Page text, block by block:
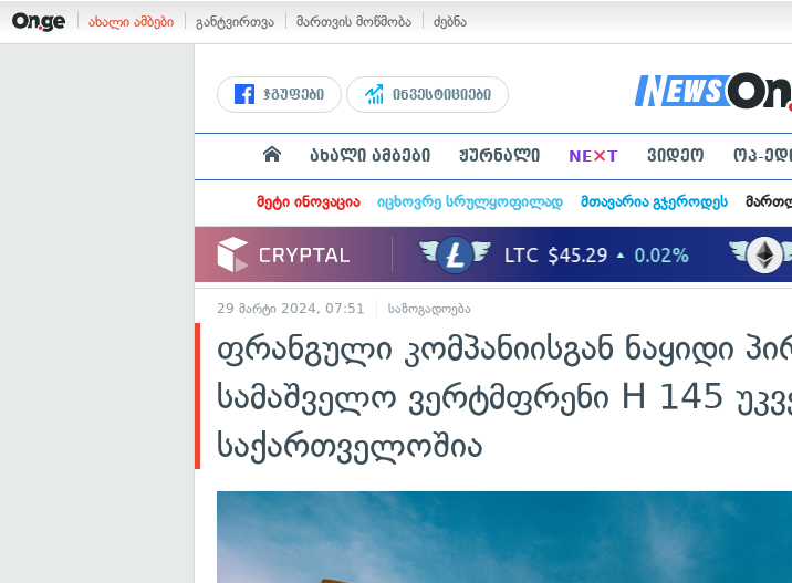
ახალი ამბები განტვირთვა მართვის მოწმობა ძებნა
ჯგუფები ინვესტიციები
ახალი ამბები ჟურნალი NE×T ვიდეო ოპ-
მეტი ინოვაცია იცხოვრე სრულყოფილად მთავარია გჯეროდეს
29 მარტი 2024, 07:51 საზოგადოება
ფრანგული კომპანიისგან ნაყიდი
სამაშველო ვერტმფრენი H 145
საქართველოშია